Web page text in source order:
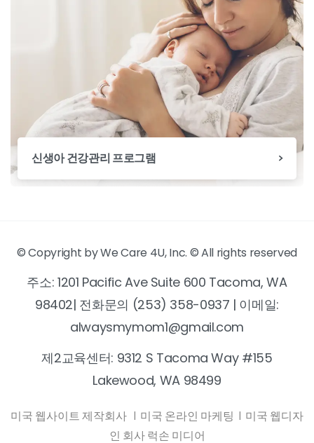
신생아 건강관리 프로그램
© Copyright by We Care 4U, Inc. © All rights reserved
주소: 1201 Pacific Ave Suite 600 Tacoma, WA
98402| 전화문의 (253) 358-0937 | 이메일:
alwaysmymom1@gmail.com
제2교육센터: 9312 S Tacoma Way #155
Lakewood, WA 98499
미국 웹사이트 제작회사 | 미국 온라인 마케팅 | 미국 웹디자
인 회사 럭손 미디어